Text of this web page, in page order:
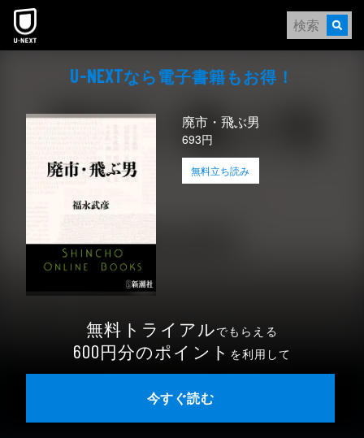
本文へスキップ
U-NEXTなら電⼦書籍もお得！
廃市・飛ぶ男
693円
無料立ち読み
無料トライアルでもらえる
600円分のポイント を利用して
今すぐ読む